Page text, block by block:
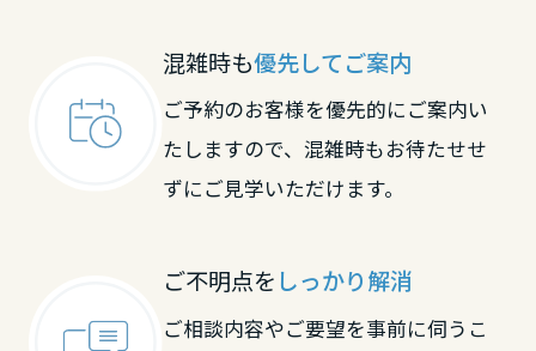
混雑時も優先してご案内
ご予約のお客様を優先的にご案内い
たしますので、混雑時もお待たせせ
ずにご見学いただけます。
ご不明点を しっかり解消
ご相談内容やご要望を事前に伺うこ
広島県